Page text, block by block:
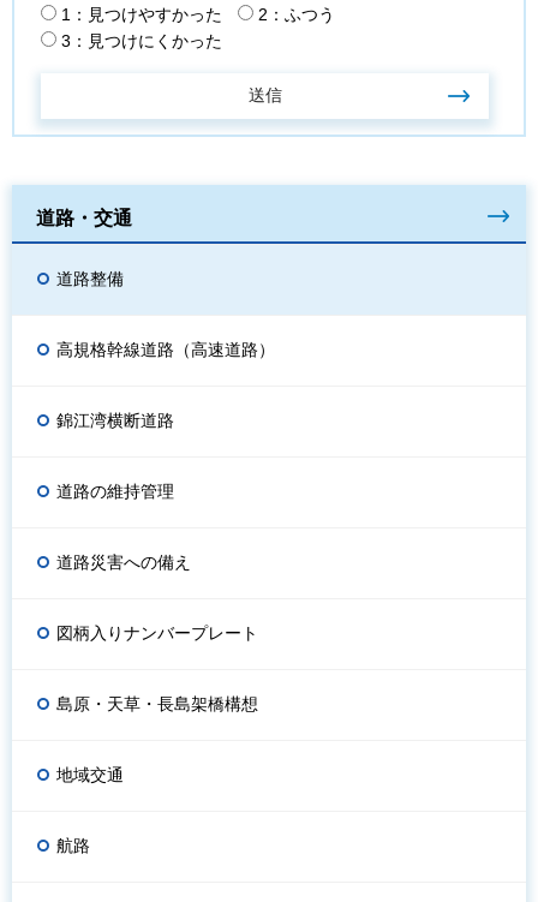
1：見つけやすかった
2：ふつう
3：見つけにくかった
道路・交通
道路整備
高規格幹線道路（高速道路）
錦江湾横断道路
道路の維持管理
道路災害への備え
図柄入りナンバープレート
島原・天草・長島架橋構想
地域交通
航路